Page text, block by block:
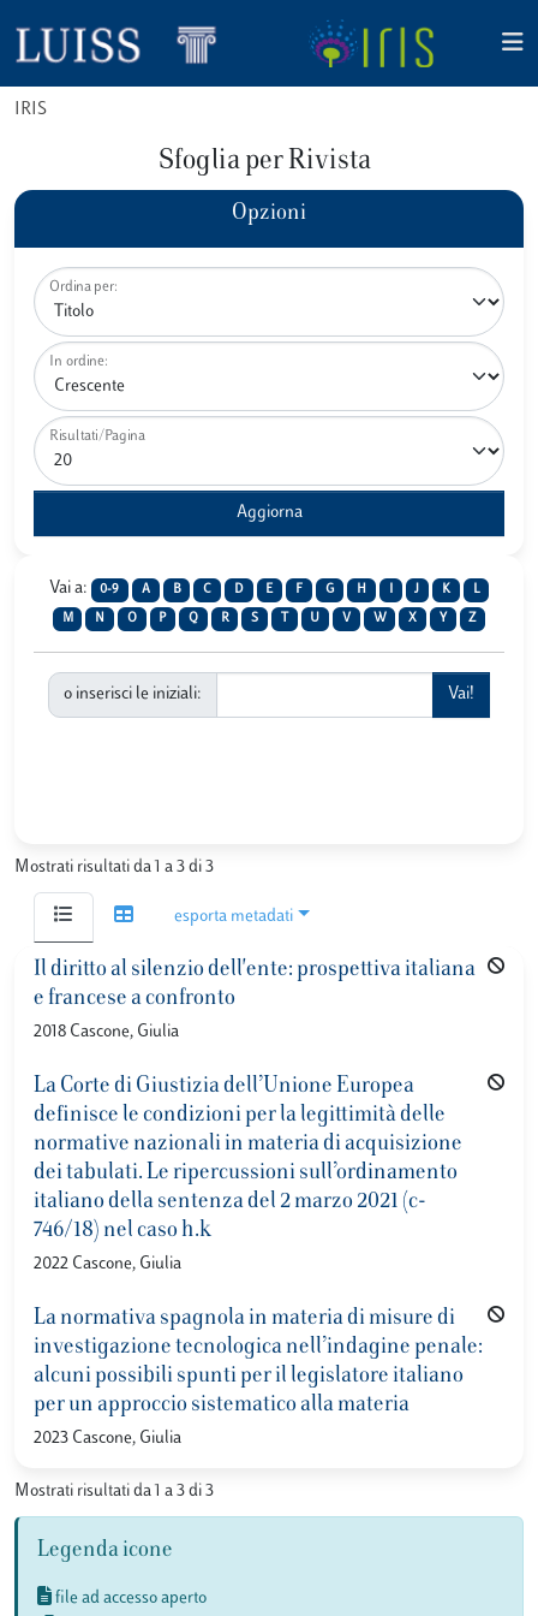
IRIS
Sfoglia per Rivista
Opzioni
Ordina per:
In ordine:
Risultati/Pagina
Vai a: 0-9 A B C D E F G H J K L
M N O P Q R S U V W X Y Z
o inserisci le iniziali:
Mostrati risultati da 1 a 3 di 3
esporta metadati
Il diritto al silenzio dell'ente: prospettiva italiana
e francese a confronto
2018 Cascone, Giulia
La Corte di Giustizia dell’Unione Europea
definisce le condizioni per la legittimità delle
normative nazionali in materia di acquisizione
dei tabulati. Le ripercussioni sull’ordinamento
italiano della sentenza del 2 marzo 2021 (c-
746/18) nel caso h.k
2022 Cascone, Giulia
La normativa spagnola in materia di misure di
investigazione tecnologica nell’indagine penale:
alcuni possibili spunti per il legislatore italiano
per un approccio sistematico alla materia
2023 Cascone, Giulia
Mostrati risultati da 1 a 3 di 3
Legenda icone
file ad accesso aperto